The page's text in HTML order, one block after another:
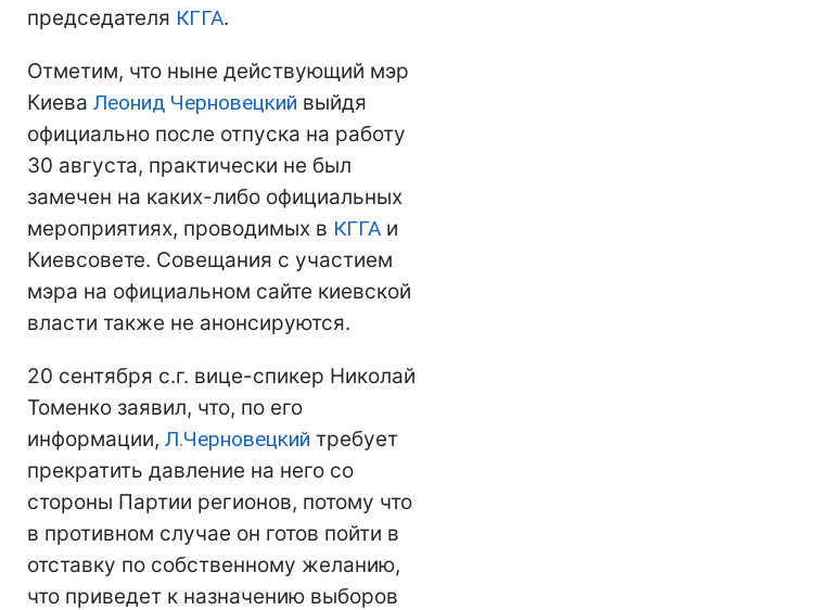
председателя КГГА.
Отметим, что ныне действующий мэр
Киева Леонид Черновецкий выйдя
официально после отпуска на работу
30 августа, практически не был
замечен на каких-либо официальных
мероприятиях, проводимых в КГГА и
Киевсовете. Совещания с участием
мэра на официальном сайте киевской
власти также не анонсируются.
20 сентября с.г. вице-спикер Николай
Томенко заявил, что, по его
информации, Л.Черновецкий требует
прекратить давление на него со
стороны Партии регионов, потому что
в противном случае он готов пойти в
отставку по собственному желанию,
что приведет к назначению выборов